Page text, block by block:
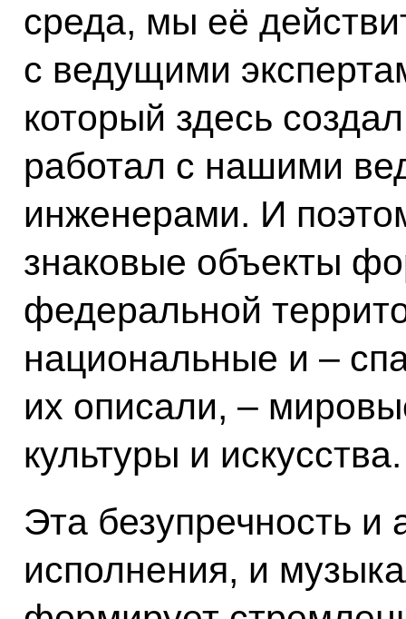
среда, мы её
с ведущими
который здесь
работал с нашими
инженерами. И
знаковые объекты
федеральной
национальные и –
их описали, –
культуры и искусства.
Эта безупречность и
исполнения, и